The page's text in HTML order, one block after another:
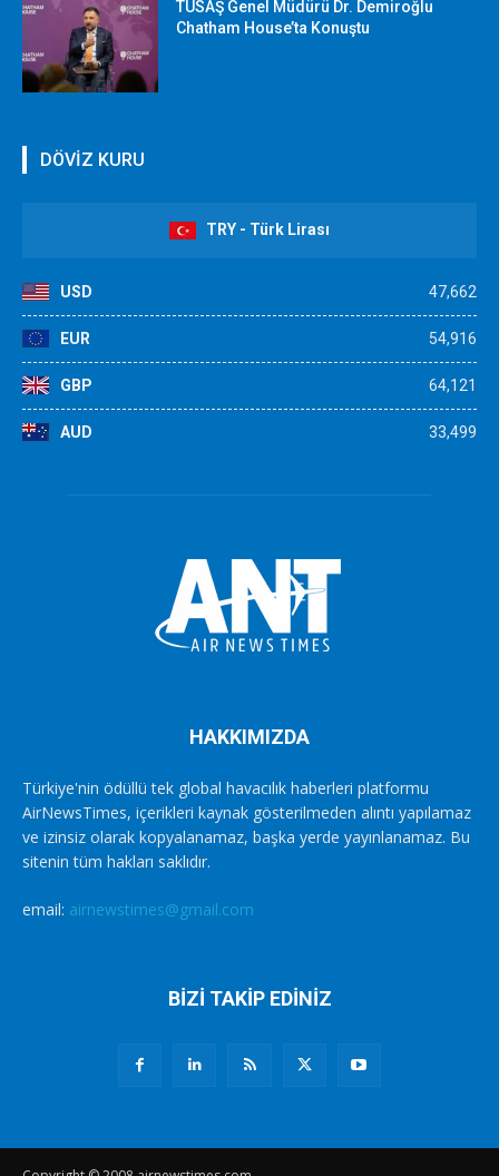
TUSAŞ Genel Müdürü Dr. Demiroğlu
Chatham House’ta Konuştu
DÖVİZ KURU
TRY - Türk Lirası
USD 47,662
EUR 54,916
GBP 64,121
AUD 33,499
HAKKIMIZDA
Türkiye'nin ödüllü tek global havacılık haberleri platformu
AirNewsTimes, içerikleri kaynak gösterilmeden alıntı yapılamaz
ve izinsiz olarak kopyalanamaz, başka yerde yayınlanamaz. Bu
sitenin tüm hakları saklıdır.
email: airnewstimes@gmail.com
BİZİ TAKİP EDİNİZ